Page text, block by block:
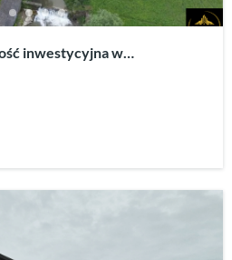
inwestycyjna w